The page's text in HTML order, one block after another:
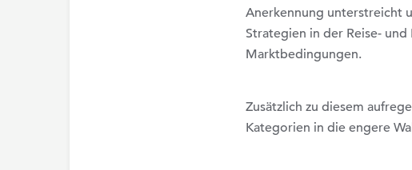
Anerkennung unterstreicht
Strategien in der Reise-
Marktbedingungen.
Zusätzlich zu diesem
Kategorien in die engere